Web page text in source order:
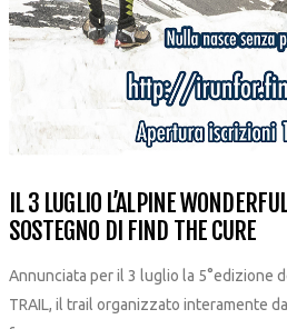
IL 3 LUGLIO L’ALPINE
SOSTEGNO DI FIND THE CURE
Annunciata per il 3 luglio la 5°edizione
TRAIL, il trail organizzato interamente